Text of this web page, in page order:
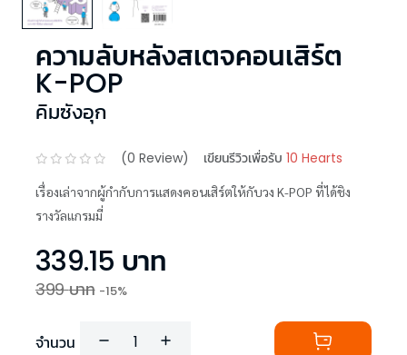
ความลับหลังสเตจคอนเสิร์ต
K-POP
คิมซังอุก
(0 Review) เขียนรีวิวเพื่อรับ 10 Hearts
เรื่องเล่าจากผู้กำกับการแสดงคอนเสิร์ตให้กับวง K-POP ที่ได้ชิง
รางวัลแกรมมี่
339.15 บาท
399บาท -15%
จำนวน